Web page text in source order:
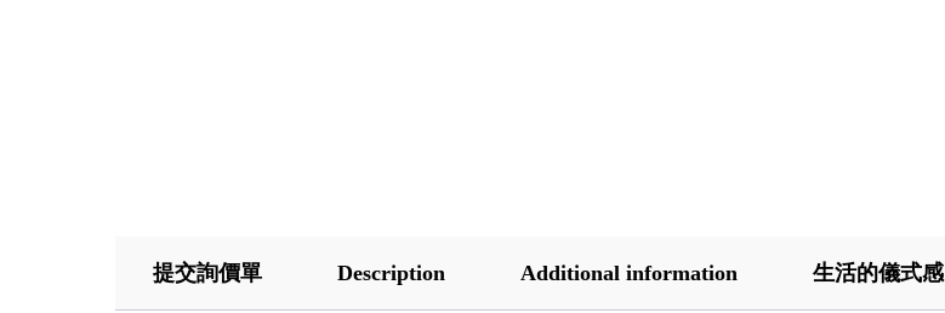
提交詢價單 Description Additional information 生活的儀式感